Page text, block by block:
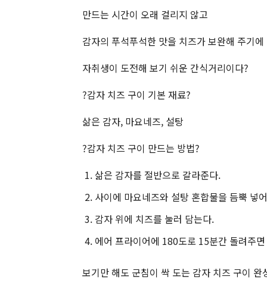
만드는 시간이 오래 걸리지 않고
감자의 푸석푸석한 맛을 치즈가 보완해 주기에
자취생이 도전해 보기 쉬운 간식거리이다?
?감자 치즈 구이 기본 재료?
삶은 감자, 마요네즈, 설탕
?감자 치즈 구이 만드는 방법?
삶은 감자를 절반으로 갈라준다.
사이에 마요네즈와 설탕 혼합물을 듬뿍 넣
감자 위에 치즈를 눌러 담는다.
에어 프라이어에 180도로 15분간 돌려주면
보기만 해도 군침이 싹 도는 감자 치즈 구이 완